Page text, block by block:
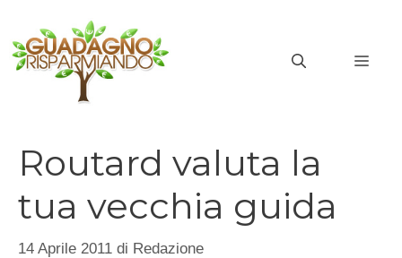
contenuto
Routard valuta la
tua vecchia guida
14 Aprile 2011 di Redazione